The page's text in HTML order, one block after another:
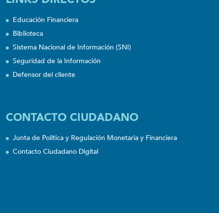
Educación Financiera
Biblioteca
Sistema Nacional de Información (SNI)
Seguridad de la Información
Defensor del cliente
CONTACTO CIUDADANO
Junta de Política y Regulación Monetaria y Financiera
Contacto Ciudadano Digital